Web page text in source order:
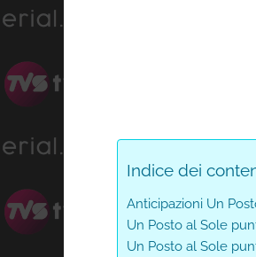
Indice dei
Anticipazioni Un
Un Posto al Sole
Un Posto al Sole